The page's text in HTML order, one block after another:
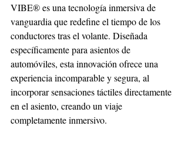
VIBE® es una tecnología inmersiva de
vanguardia que redefine el tiempo de los
conductores tras el volante. Diseñada
específicamente para asientos de
automóviles, esta innovación ofrece una
experiencia incomparable y segura, al
incorporar sensaciones táctiles directamente
en el asiento, creando un viaje
completamente inmersivo.